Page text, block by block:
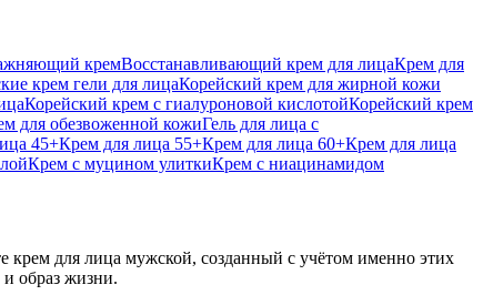
кремВосстанавливающий крем для лицаКрем для
крем гели для лицаКорейский крем для жирной кожи
Корейский крем с гиалуроновой кислотойКорейский крем
для обезвоженной кожиГель для лица с
45+Крем для лица 55+Крем для лица 60+Крем для лица
Крем с муцином улиткиКрем с ниацинамидом
крем для лица мужской, созданный с учётом именно этих
образ жизни.